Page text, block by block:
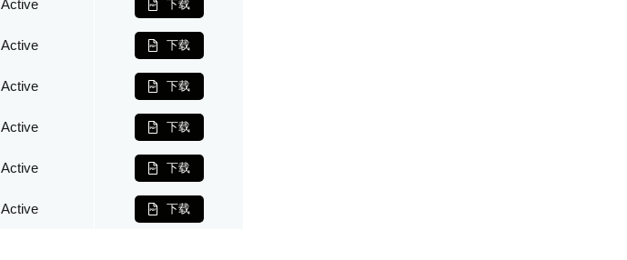
Active 下载
Active 下载
Active 下载
Active 下载
Active 下载
Active 下载